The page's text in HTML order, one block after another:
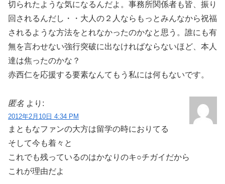
切られたような気になるんだよ。事務所関係者も皆、振り
回されるんだし・・大人の２人ならもっとみんなから祝福
されるような方法をとれなかったのかなと思う。誰にも有
無を言わせない強行突破に出なければならないほど、本人
達は焦ったのかな？
赤西仁を応援する要素なんてもう私には何もないです。
匿名 より:
2012年2月10日 4:34 PM
まともなファンの大方は留学の時におりてる
そして今も着々と
これでも残っているのはかなりのキ○チガイだから
これが理由だよ